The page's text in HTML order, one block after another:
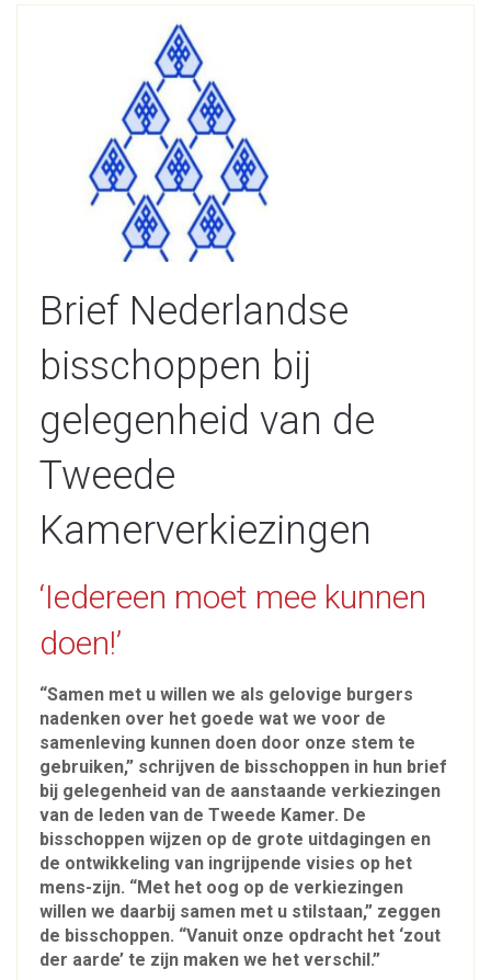
Brief Nederlandse
bisschoppen bij
gelegenheid van de
Tweede
Kamerverkiezingen
‘Iedereen moet mee kunnen
doen!’
“Samen met u willen we als gelovige burgers
nadenken over het goede wat we voor de
samenleving kunnen doen door onze stem te
gebruiken,” schrijven de bisschoppen in hun brief
bij gelegenheid van de aanstaande verkiezingen
van de leden van de Tweede Kamer. De
bisschoppen wijzen op de grote uitdagingen en
de ontwikkeling van ingrijpende visies op het
mens-zijn. “Met het oog op de verkiezingen
willen we daarbij samen met u stilstaan,” zeggen
de bisschoppen. “Vanuit onze opdracht het ‘zout
der aarde’ te zijn maken we het verschil.”